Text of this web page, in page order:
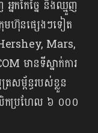
នកកែច្នៃ និងឈ្មួញ
មហ៊ុនផ្សេងៗទៀត
Mars,
មានទីស្នាក់ការ
ម្ព័ន្ធរបស់ខ្លួន
កប្រហែល ៦ ០០០